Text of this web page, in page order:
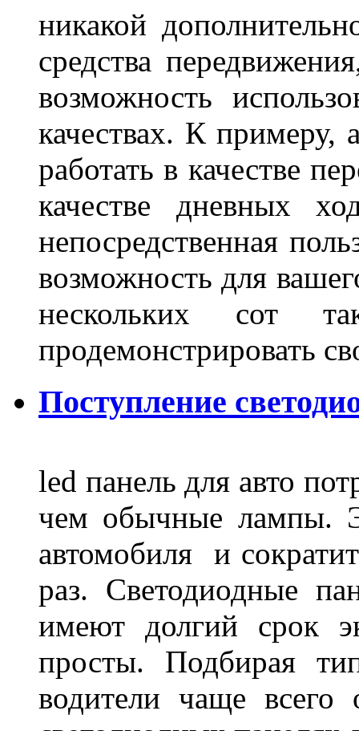
никакой
средства
возможность
качествах. К примеру,
работать в качестве
качестве дневных
непосредственная
возможность для
нескольких
продемонстрировать
Поступление
led панель для авто
чем обычные лампы.
автомобиля и
раз. Светодиодные
имеют долгий срок
просты. Подбирая
водители чаще всего